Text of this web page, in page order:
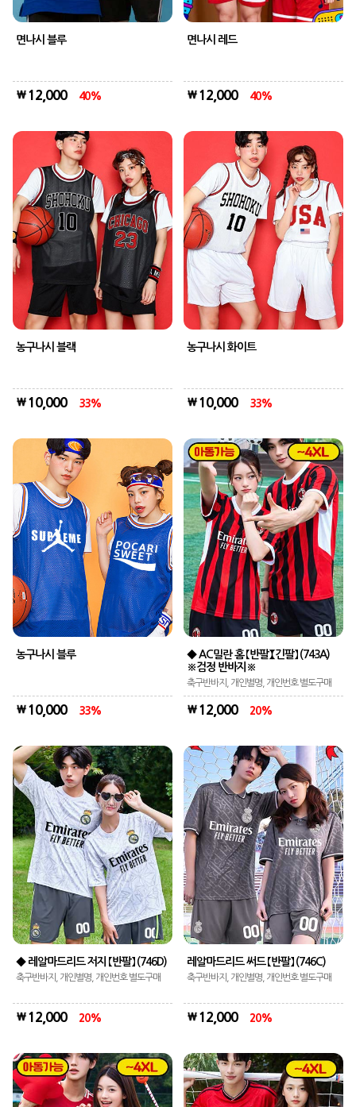
면나시 블루
12,000 40
면나시 레드
12,000 40
농구나시 블랙
10,000 33
농구나시 화이트
10,000 33
농구나시 블루
10,000 33
◆ AC밀란 홈 【반팔】【긴팔】 (743A)
※검정 반바지※
축구반바지, 개인별명, 개인번호 별도구매
12,000 20
◆ 레알마드리드 저지 【반팔】 (746D)
축구반바지, 개인별명, 개인번호 별도구매
12,000 20
레알마드리드 써드 【반팔】 (746C)
축구반바지, 개인별명, 개인번호 별도구매
12,000 20